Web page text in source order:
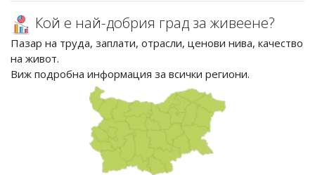
Кой е най-добрия град за живеене?
Пазар на труда, заплати, отрасли, ценови нива, качество
на живот.
Виж подробна информация за всички региони.